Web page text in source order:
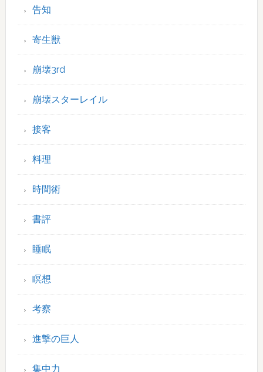
告知
寄生獣
崩壊3rd
崩壊スターレイル
接客
料理
時間術
書評
睡眠
瞑想
考察
進撃の巨人
集中力